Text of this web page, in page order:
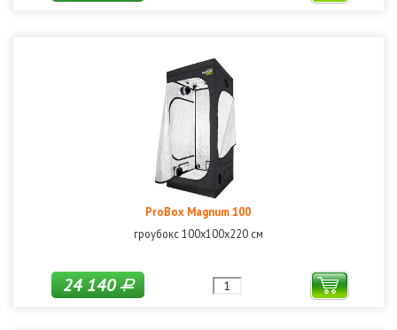
ProBox Magnum 100
гроубокс 100х100х220 см
24 140Р